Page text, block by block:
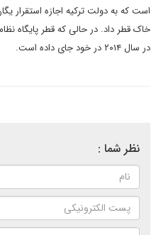
است که به دولت ترکیه اجازه استقرار
خاک قطر داد. در حالی که قطر پایگاه
در سال ۲۰۱۴ در خود جای داده است.
نظر شما :